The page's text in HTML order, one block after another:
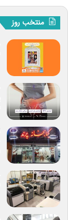
منتخب روز